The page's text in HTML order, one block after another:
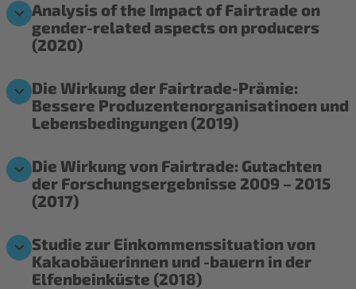
Analysis of the Impact of Fairtrade on
gender-related aspects on producers
(2020)
Die Wirkung der Fairtrade-Prämie:
Bessere Produzentenorganisatinoen und
Lebensbedingungen (2019)
Die Wirkung von Fairtrade: Gutachten
der Forschungsergebnisse 2009 – 2015
(2017)
Studie zur Einkommenssituation von
Kakaobäuerinnen und -bauern in der
Elfenbeinküste (2018)